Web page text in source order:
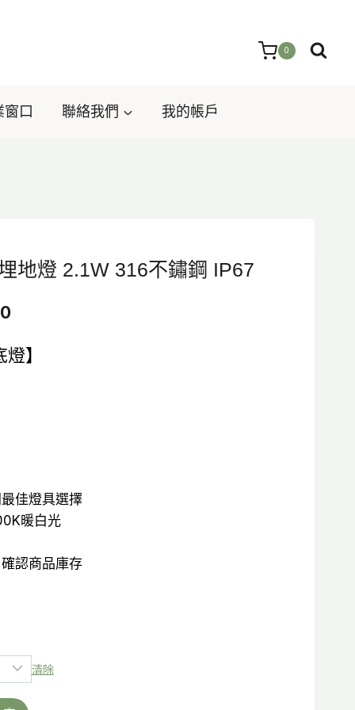
0
窗口 聯絡我們 我的帳戶
地燈 2.1W 316不鏽鋼 IP67
目
價
】
佳燈具選擇
暖白光
認商品庫存
清除